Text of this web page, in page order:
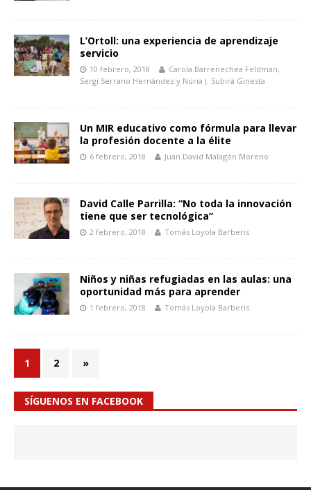
L’Ortoll: una experiencia de aprendizaje
servicio
10 febrero, 2018
Carola Barrenechea Feldman,
Sergi Serrano Hernández y Núria J. Subirà Ginesta
Un MIR educativo como fórmula para llevar
la profesión docente a la élite
6 febrero, 2018 Juan David Malagón Moreno
David Calle Parrilla: “No toda la innovación
tiene que ser tecnológica”
2 febrero, 2018 Tomás Loyola Barberis
Niños y niñas refugiadas en las aulas: una
oportunidad más para aprender
1 febrero, 2018 Tomás Loyola Barberis
1 2 »
SÍGUENOS EN FACEBOOK